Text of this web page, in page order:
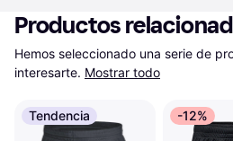
Productos
Hemos seleccionado una serie de
interesarte. Mostrar todo
Tendencia -12%